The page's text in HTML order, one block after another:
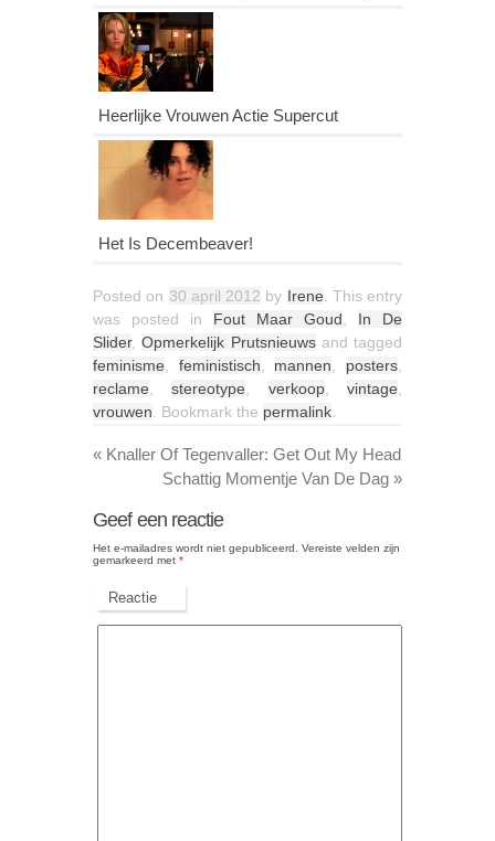
Heerlijke Vrouwen Actie Supercut
Het Is Decembeaver!
Posted on 30 april 2012 by Irene . This entry
was posted in Fout Maar Goud
In De
Slider,Opmerkelijk Prutsnieuwsand tagged
feminisme
feministisch mannen posters
reclame ,stereotype verkoop,vintage
vrouwen . Bookmark the permalink
« Knaller Of Tegenvaller: Get Out My Head
Schattig Momentje Van De Dag »
Geef een reactie
Het e-mailadres wordt niet gepubliceerd.
Vereiste velden zijn
gemarkeerd met *
Reactie